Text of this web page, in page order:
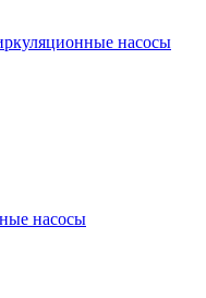
насосы
насосы